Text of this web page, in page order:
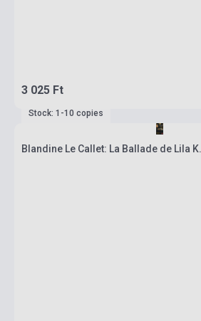
3 025 Ft
Stock: 1-10 copies
Blandine Le Callet: La Ballade de Lila K.